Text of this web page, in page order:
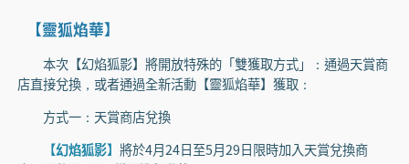
【靈狐焰華】
本次【幻焰狐影】將開放特殊的「雙獲取方式」：通過天賞商
店直接兌換，或者通過全新活動【靈狐焰華】獲取：
方式一：天賞商店兌換
【幻焰狐影】 將於4月24日至5月29日限時加入天賞兌換商